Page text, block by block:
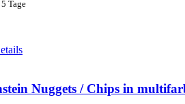
Tage
Nuggets / Chips in